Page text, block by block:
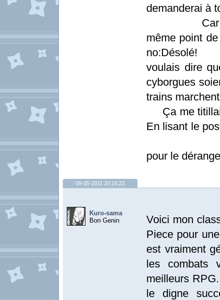
demanderai à
Car on ne
même
voulais dire
cyborgues
trains
Ça me
En lisant le
pour le
09-05-2011 20:15:23
Kuro-sama
Bon Genin
Voici mon
Piece pour
est vraiment
les combats
meilleurs
le digne